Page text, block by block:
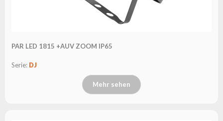
PAR LED 1815 +AUV ZOOM IP65
Serie: DJ
Mehr sehen